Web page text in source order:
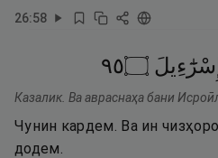
26:58
إِسْرَٰٓءِيلَ ۝٥٩
Казалик. Ва авраснаҳа бани
Чунин кардем. Ва ин
додем.